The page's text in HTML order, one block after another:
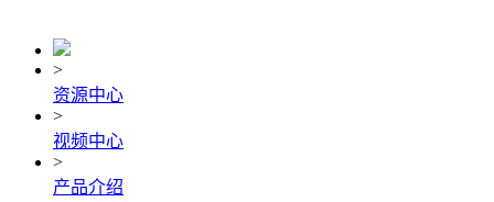
>
资源中心
>
视频中心
>
产品介绍